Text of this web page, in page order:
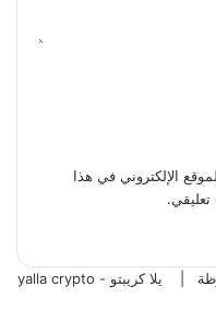
الإلكتروني في هذا
تعليقي.
يلا كريبتو - yalla crypto